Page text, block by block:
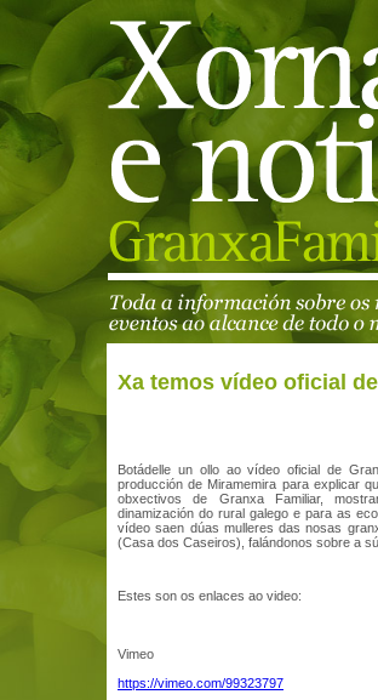
Xa temos vídeo oficial
Botádelle un ollo ao vídeo oficial de
producción de Miramemira para explicar
obxectivos de Granxa Familiar,
dinamización do rural galego e para as
vídeo saen dúas mulleres das nosas
(Casa dos Caseiros), falándonos sobre a
Estes son os enlaces ao video:
Vimeo
https://vimeo.com/99323797